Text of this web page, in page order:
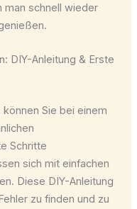
man schnell wieder
DIY-Anleitung & Erste
Sie bei einem
Schritte
sich mit einfachen
Diese DIY-Anleitung
zu finden und zu